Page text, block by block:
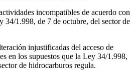
incompatibles de acuerdo con
34/1.998, de 7 de octubre, del sector de
injustificadas del acceso de
en los supuestos que la Ley 34/1.998,
de hidrocarburos regula.